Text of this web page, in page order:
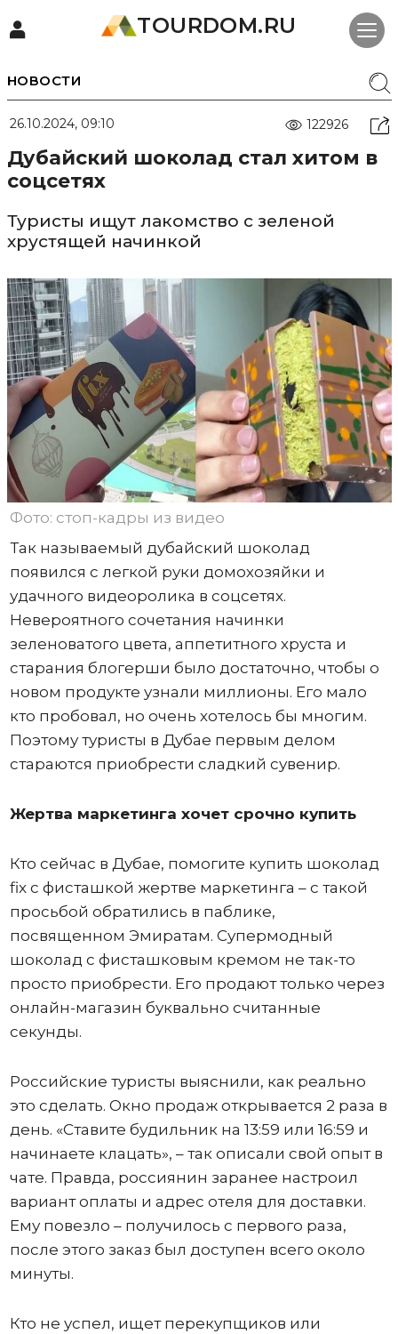
TOURDOM.RU
НОВОСТИ
26.10.2024, 09:10 122926
Дубайский шоколад стал хитом в
соцсетях
Туристы ищут лакомство с зеленой
хрустящей начинкой
Фото: стоп-кадры из видео
Так называемый дубайский шоколад
появился с легкой руки домохозяйки и
удачного видеоролика в соцсетях.
Невероятного сочетания начинки
зеленоватого цвета, аппетитного хруста и
старания блогерши было достаточно, чтобы о
новом продукте узнали миллионы. Его мало
кто пробовал, но очень хотелось бы многим.
Поэтому туристы в Дубае первым делом
стараются приобрести сладкий сувенир.
Жертва маркетинга хочет срочно купить
Кто сейчас в Дубае, помогите купить шоколад
fix с фисташкой жертве маркетинга – с такой
просьбой обратились в паблике,
посвященном Эмиратам. Супермодный
шоколад с фисташковым кремом не так-то
просто приобрести. Его продают только через
онлайн-магазин буквально считанные
секунды.
Российские туристы выяснили, как реально
это сделать. Окно продаж открывается 2 раза в
день. «Ставите будильник на 13:59 или 16:59 и
начинаете клацать», – так описали свой опыт в
чате. Правда, россиянин заранее настроил
вариант оплаты и адрес отеля для доставки.
Ему повезло – получилось с первого раза,
после этого заказ был доступен всего около
минуты.
Кто не успел, ищет перекупщиков или